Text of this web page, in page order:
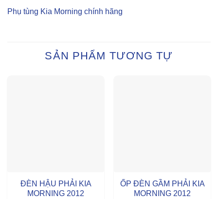
Phụ tùng Kia Morning chính hãng
SẢN PHẨM TƯƠNG TỰ
ĐÈN HẬU PHẢI KIA
MORNING 2012
ỐP ĐÈN GẦM PHẢI KIA
MORNING 2012